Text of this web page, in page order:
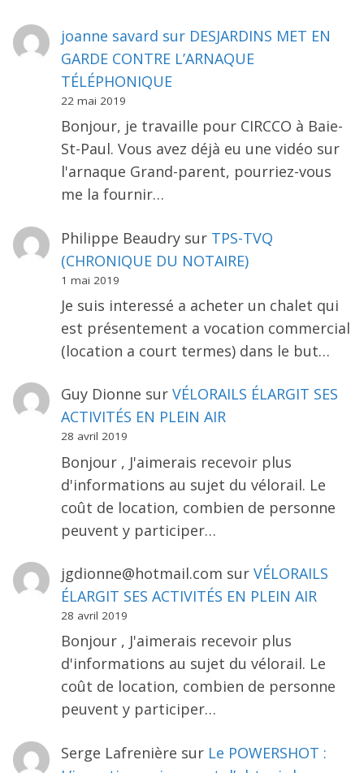
joanne savard sur DESJARDINS MET EN
GARDE CONTRE L’ARNAQUE
TÉLÉPHONIQUE
22 mai 2019
Bonjour, je travaille pour CIRCCO à Baie-
St-Paul. Vous avez déjà eu une vidéo sur
l'arnaque Grand-parent, pourriez-vous
me la fournir…
Philippe Beaudrysur TPS-TVQ
(CHRONIQUE DU NOTAIRE)
1 mai 2019
Je suis interessé a acheter un chalet qui
est présentement a vocation commercial
(location a court termes) dans le but…
Guy Dionne sur VÉLORAILS ÉLARGIT SES
ACTIVITÉS EN PLEIN AIR
28 avril 2019
Bonjour , J'aimerais recevoir plus
d'informations au sujet du vélorail. Le
coût de location, combien de personne
peuvent y participer…
jgdionne@hotmail.com sur VÉLORAILS
ÉLARGIT SES ACTIVITÉS EN PLEIN AIR
28 avril 2019
Bonjour , J'aimerais recevoir plus
d'informations au sujet du vélorail. Le
coût de location, combien de personne
peuvent y participer…
Serge Lafrenière sur Le POWERSHOT :